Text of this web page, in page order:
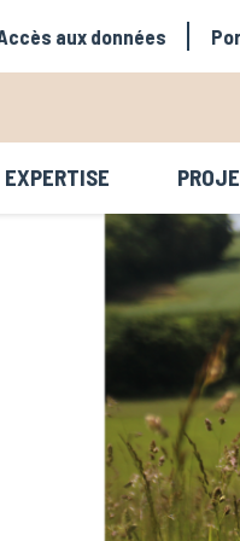
aux données
EXPERTISE